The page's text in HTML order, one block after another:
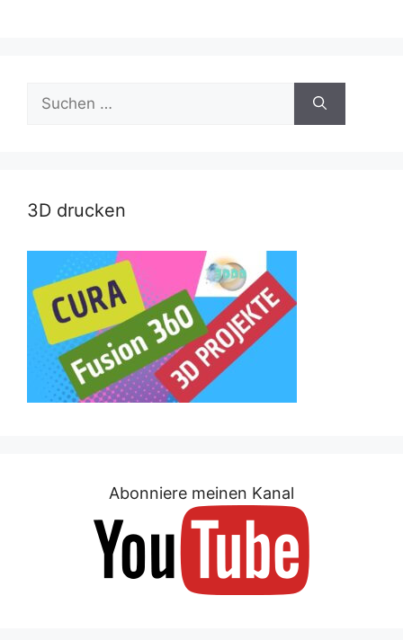
nach:
3D drucken
Abonniere meinen Kanal